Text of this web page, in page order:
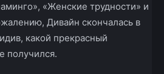
«Женские трудности» и
Дивайн скончалась в
какой прекрасный
получился.